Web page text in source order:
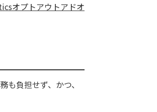
オプトアウトアドオ
負担せず、かつ、